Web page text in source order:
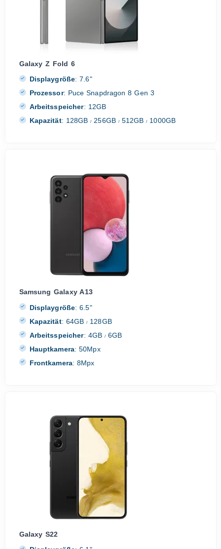
Galaxy Z Fold 6
Displaygröße: 7.6"
Prozessor: Puce Snapdragon 8 Gen 3
Arbeitsspeicher: 12GB
Kapazität: 128GB/ 256GB /512GB/ 1000GB
Samsung Galaxy A13
Displaygröße: 6.5"
Kapazität: 64GB/ 128GB
Arbeitsspeicher: 4GB / 6GB
Hauptkamera: 50Mpx
Frontkamera: 8Mpx
Galaxy S22